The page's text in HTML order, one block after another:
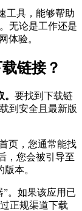
工具，能够帮助
无论是工作还是
体验。
链接？
要找到下载链
到安全且最新版
页，您通常能找
，您会被引导至
本。
”。如果该应用已
正规渠道下载